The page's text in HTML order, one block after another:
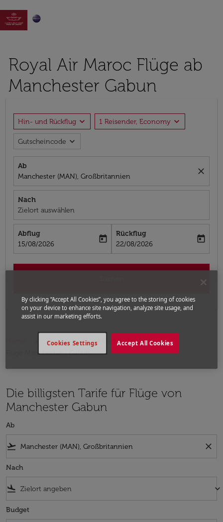

Royal Air Maroc Flüge ab
Manchester Gabun
Hin- und Rückflug expand_more 1 Reisender, Economy expand_more
Gutscheincode expand_more
Ab
Manchester (MAN), Großbritannien
close
Nach
Zielort auswählen
Abflug
fc-booking-departure-date-aria-label
15/08/2026
today
Rückflug
fc-booking-return-date-aria-label
22/08/2026
today
Flüge
Flüge nach Gabun
Flüge Manchester - Gabun
Die billigsten Tarife für Flüge von
Manchester Gabun
Ab
flight_takeoff close
Nach
flight_land keyboard_arrow_down
Budget
By clicking “Accept All Cookies”, you agree to the storing of cookies
on your device to enhance site navigation, analyze site usage, and
assist in our marketing efforts.
Accept All Cookies
Cookies Settings